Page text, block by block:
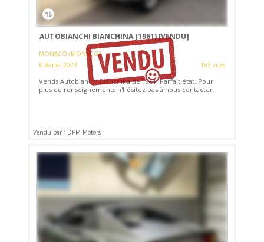
15
AUTOBIANCHI BIANCHINA (1961)[VENDU]
MONACO (MONACO)
8 février 2023
167 vues
Vends Autobianchi Bianchina de 1961. Parfait état. Pour
plus de renseignements n'hésitez pas à nous contacter.
Vendu par : DPM Motors